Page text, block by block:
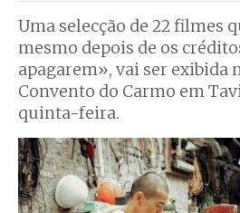
Uma selecção de 22 filmes
mesmo depois de os
apagarem», vai ser exibida
Convento do Carmo em
quinta-feira.